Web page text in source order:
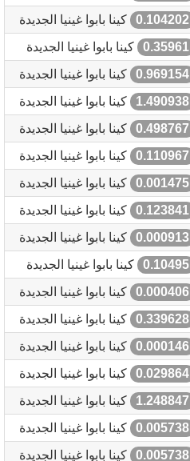
0.104202
كينا بابوا غينيا الجديدة
0.35961
كينا بابوا غينيا الجديدة
0.969154
كينا بابوا غينيا الجديدة
1.490938
كينا بابوا غينيا الجديدة
0.498767
كينا بابوا غينيا الجديدة
0.110967
كينا بابوا غينيا الجديدة
0.001475
كينا بابوا غينيا الجديدة
0.123841
كينا بابوا غينيا الجديدة
0.000913
كينا بابوا غينيا الجديدة
0.10495
كينا بابوا غينيا الجديدة
0.000406
كينا بابوا غينيا الجديدة
0.339628
كينا بابوا غينيا الجديدة
0.000146
كينا بابوا غينيا الجديدة
0.029864
كينا بابوا غينيا الجديدة
1.248847
كينا بابوا غينيا الجديدة
0.005738
كينا بابوا غينيا الجديدة
0.005738 كينا بابوا غينيا الجديدة